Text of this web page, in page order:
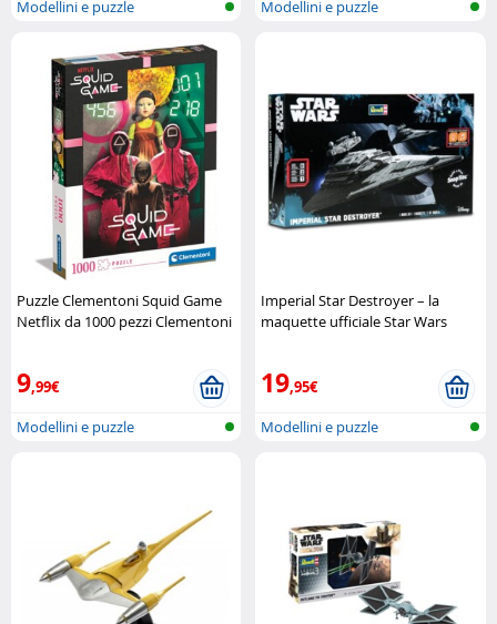
Modellini e puzzle
Modellini e puzzle
Puzzle Clementoni Squid Game
Netflix da 1000 pezzi Clementoni
9,99€
Modellini e puzzle
Imperial Star Destroyer – la
maquette ufficiale Star Wars
19,95€
Modellini e puzzle